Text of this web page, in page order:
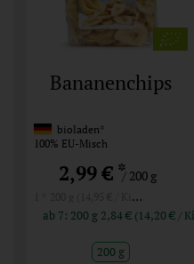
Bananenchips
bioladen*
100% EU-Misch
2,99 €*/ 200 g
1 * 200 g (14,95 € / Kilogramm)
ab 7: 200 g 2,84 €
200 g